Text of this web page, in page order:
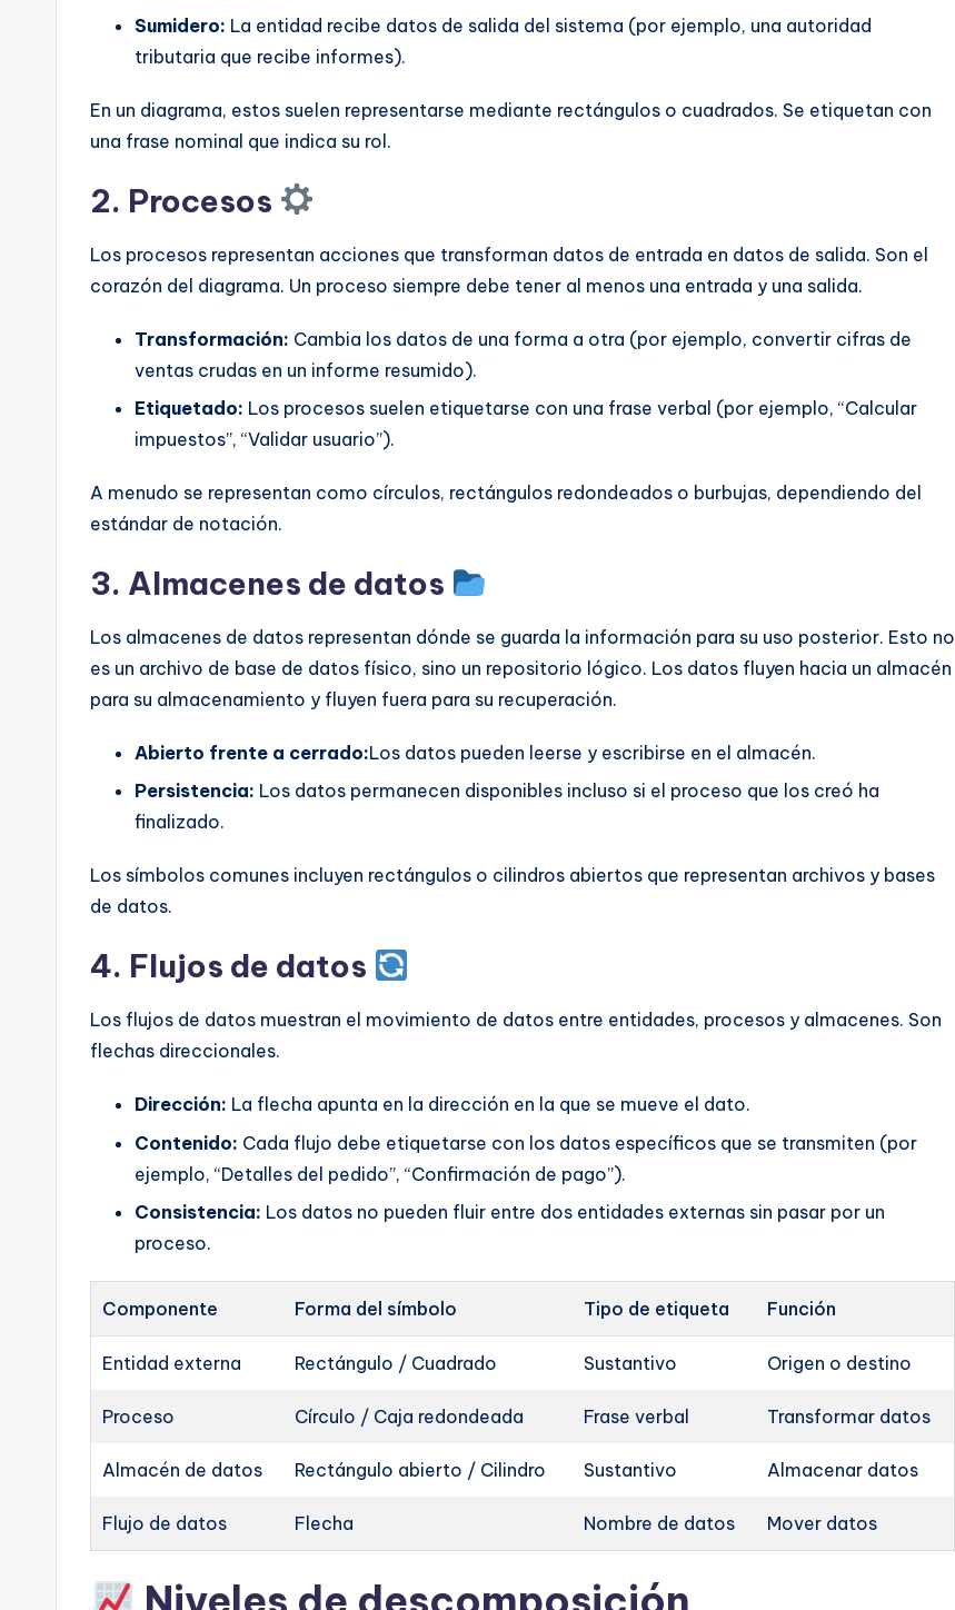
Sumidero: La entidad recibe datos de salida del sistema (por ejemplo, una autoridad
tributaria que recibe informes).
En un diagrama, estos suelen representarse mediante rectángulos o cuadrados. Se etiquetan con
una frase nominal que indica su rol.
2. Procesos
Los procesos representan acciones que transforman datos de entrada en datos de salida. Son el
corazón del diagrama. Un proceso siempre debe tener al menos una entrada y una salida.
Transformación: Cambia los datos de una forma a otra (por ejemplo, convertir cifras de
ventas crudas en un informe resumido).
Etiquetado: Los procesos suelen etiquetarse con una frase verbal (por ejemplo, “Calcular
impuestos”, “Validar usuario”).
A menudo se representan como círculos, rectángulos redondeados o burbujas, dependiendo del
estándar de notación.
3. Almacenes de datos
Los almacenes de datos representan dónde se guarda la información para su uso posterior. Esto no
es un archivo de base de datos físico, sino un repositorio lógico. Los datos fluyen hacia un almacén
para su almacenamiento y fluyen fuera para su recuperación.
Abierto frente a cerrado:Los datos pueden leerse y escribirse en el almacén.
Persistencia: Los datos permanecen disponibles incluso si el proceso que los creó ha
finalizado.
Los símbolos comunes incluyen rectángulos o cilindros abiertos que representan archivos y bases
de datos.
4. Flujos de datos
Los flujos de datos muestran el movimiento de datos entre entidades, procesos y almacenes. Son
flechas direccionales.
Dirección: La flecha apunta en la dirección en la que se mueve el dato.
Contenido: Cada flujo debe etiquetarse con los datos específicos que se transmiten (por
ejemplo, “Detalles del pedido”, “Confirmación de pago”).
Consistencia: Los datos no pueden fluir entre dos entidades externas sin pasar por un
proceso.
Componente Forma del símbolo Tipo de etiqueta Función
Entidad externa Rectángulo / Cuadrado Sustantivo Origen o destino
Proceso Círculo / Caja redondeada Frase verbal Transformar datos
Almacén de datos Rectángulo abierto / Cilindro Sustantivo Almacenar datos
Flujo de datos Flecha Nombre de datos Mover datos